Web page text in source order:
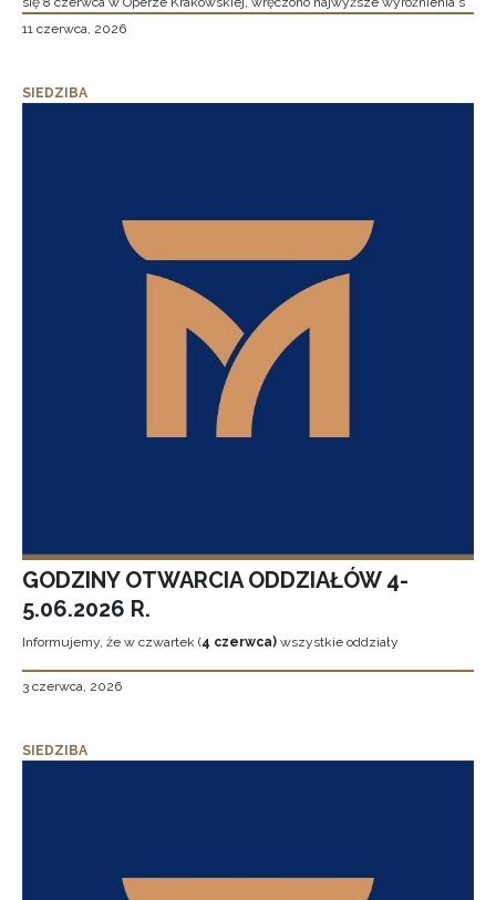
11 czerwca, 2026
SIEDZIBA
GODZINY OTWARCIA ODDZIAŁÓW 4-
5.06.2026 R.
Informujemy, że w czwartek (4 czerwca) wszystkie oddziały
3 czerwca, 2026
SIEDZIBA